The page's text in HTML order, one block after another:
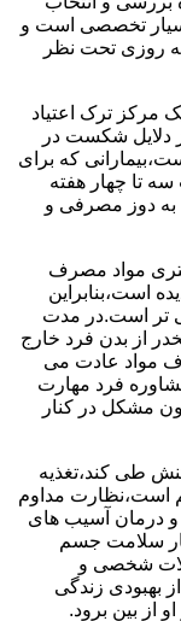
تخصصی است و
روزی تحت نظر
مرکز ترک اعتیاد
دلایل شکست در
که برای
تا چهار هفته
به دوز مصرفی و
مواد مصرف
است،بنابراین
تر است.در مدت
از بدن فرد خارج
مواد عادت می
فرد مهارت
مشکل در کنار
طی کند،تغذیه
است،نظارت مداوم
درمان آسیب های
سلامت جسم
شخصی و
بهبودی زندگی
از بین برود.